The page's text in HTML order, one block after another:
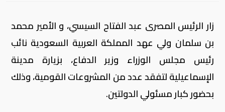
زار الرئيس المصرى عبد الفتاح السيسي، و الأمير محمد
بن سلمان ولي عهد المملكة العربية السعودية نائب
رئيس مجلس الوزراء وزير الدفاع، بزيارة مدينة
الإسماعيلية لتفقد عدد من المشروعات القومية، وذلك
بحضور كبار مسئولي الدولتين.